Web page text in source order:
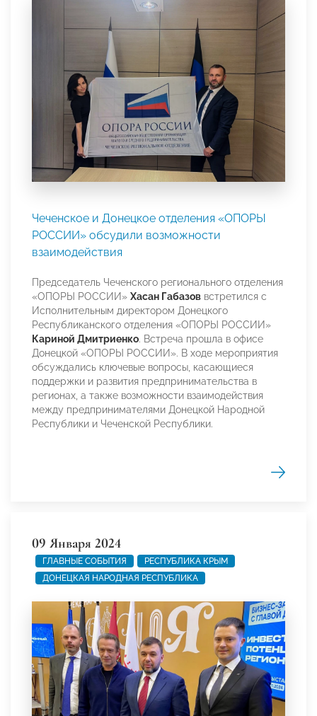
Чеченское и Донецкое отделения «ОПОРЫ
РОССИИ» обсудили возможности
взаимодействия
Председатель Чеченского регионального отделения
«ОПОРЫ РОССИИ» Хасан Габазов встретился с
Исполнительным директором Донецкого
Республиканского отделения «ОПОРЫ РОССИИ»
Кариной Дмитриенко. Встреча прошла в офисе
Донецкой «ОПОРЫ РОССИИ». В ходе мероприятия
обсуждались ключевые вопросы, касающиеся
поддержки и развития предпринимательства в
регионах, а также возможности взаимодействия
между предпринимателями Донецкой Народной
Республики и Чеченской Республики.
09 Января 2024
ГЛАВНЫЕ СОБЫТИЯ
РЕСПУБЛИКА КРЫМ
ДОНЕЦКАЯ НАРОДНАЯ РЕСПУБЛИКА